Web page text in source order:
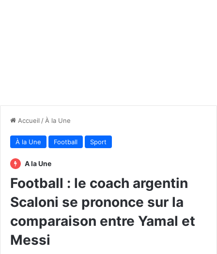
Accueil / À la Une
À la Une Football Sport
A la Une
Football : le coach argentin
Scaloni se prononce sur la
comparaison entre Yamal et
Messi